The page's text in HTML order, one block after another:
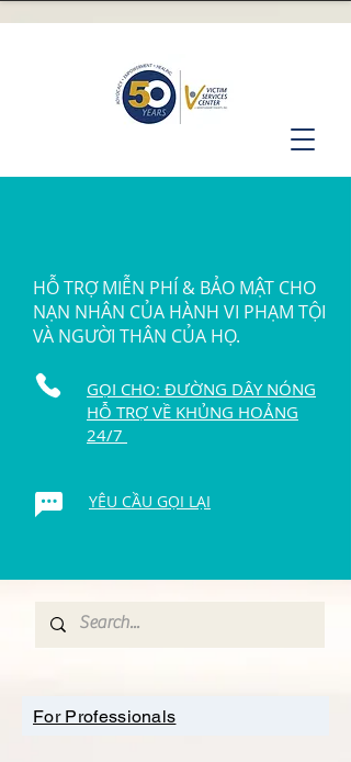
HỖ TRỢ MIỄN PHÍ & BẢO MẬT CHO
NẠN NHÂN CỦA HÀNH VI PHẠM TỘI
VÀ NGƯỜI THÂN CỦA HỌ.
GỌI CHO: ĐƯỜNG DÂY NÓNG
HỖ TRỢ VỀ KHỦNG HOẢNG
24/7
YÊU CẦU GỌI LẠI
For Professionals